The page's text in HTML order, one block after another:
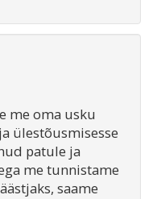
me oma usku
ülestõusmisesse
patule ja
me tunnistame
saame